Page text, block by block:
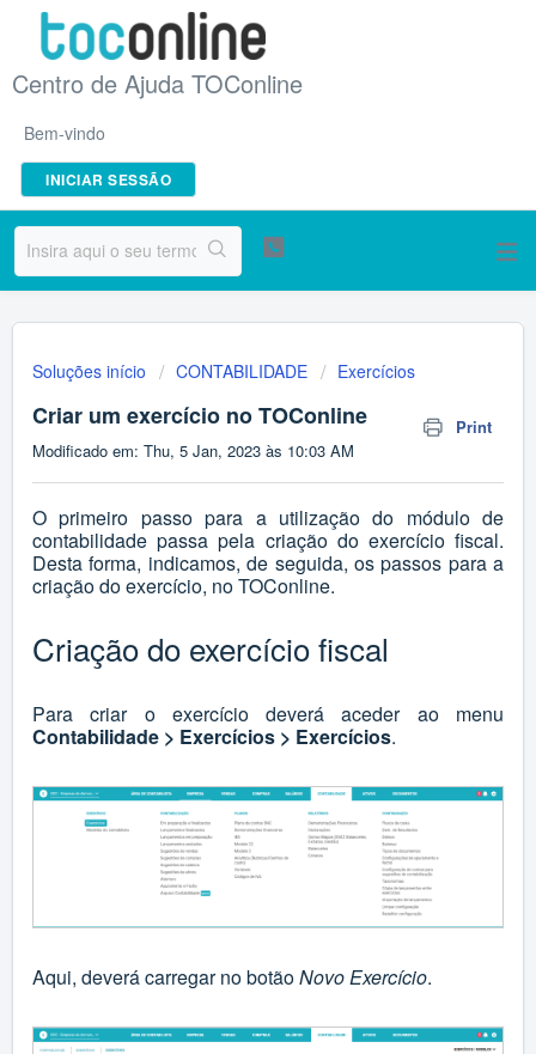
Centro de Ajuda TOConline
Bem-vindo
INICIAR SESSÃO
Soluções início CONTABILIDADE Exercícios
Criar um exercício no TOConline
Print
Modificado em: Thu, 5 Jan, 2023 às 10:03 AM
O primeiro passo para a utilização do módulo de
contabilidade passa pela criação do exercício fiscal.
Desta forma, indicamos, de seguida, os passos para a
criação do exercício, no TOConline.
Criação do exercício fiscal
Para criar o exercício deverá aceder ao menu
Contabilidade > Exercícios > Exercícios.
Aqui, deverá carregar no botãoNovo Exercício.